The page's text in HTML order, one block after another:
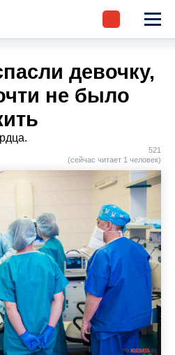
девочку,
не было
521
(сейчас читает 1 человек)